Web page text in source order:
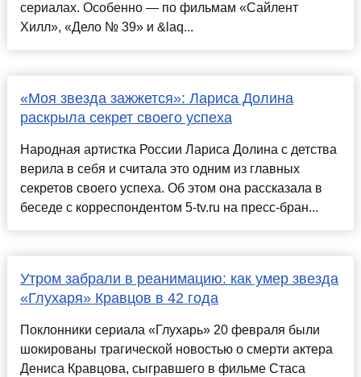
сериалах. Особенно — по фильмам «Сайлент
Хилл», «Дело № 39» и &laq...
«Моя звезда зажжется»: Лариса Долина
раскрыла секрет своего успеха
Народная артистка России Лариса Долина с детства
верила в себя и считала это одним из главных
секретов своего успеха. Об этом она рассказала в
беседе с корреспондентом 5-tv.ru на пресс-бран...
Утром забрали в реанимацию: как умер звезда
«Глухаря» Кравцов в 42 года
Поклонники сериала «Глухарь» 20 февраля были
шокированы трагической новостью о смерти актера
Дениса Кравцова, сыгравшего в фильме Стаса